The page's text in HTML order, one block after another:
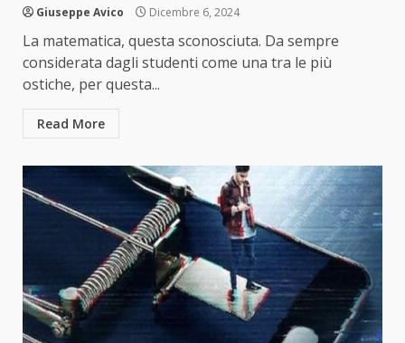
Giuseppe Avico Dicembre 6, 2024
La matematica, questa sconosciuta. Da sempre
considerata dagli studenti come una tra le più
ostiche, per questa...
Read More